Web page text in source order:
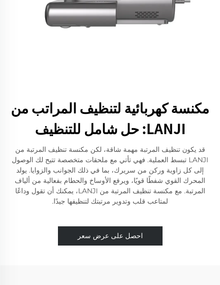
مكنسة كهربائية لتنظيف المراتب من
LANJI: حل شامل للتنظيف
قد يكون تنظيف المرتبة مهمة شاقة، لكن مكنسة تنظيف المرتبة من
LANJI تبسط العملية. فهي تأتي مع ملحقات متخصصة تتيح لك الوصول
إلى كل زاوية وركن من سريرك، بما في ذلك الجوانب والزوايا. يولد
المحرك القوي شفطًا قويًا، ويرفع الأوساخ والحطام بفعالية من ألياف
المرتبة. مع مكنسة تنظيف المرتبة من LANJI، يمكنك أن تقول وداعًا
لمتاعب قلب وتدوير مرتبتك لتنظيفها جيدًا.
احصل على عرض سعر